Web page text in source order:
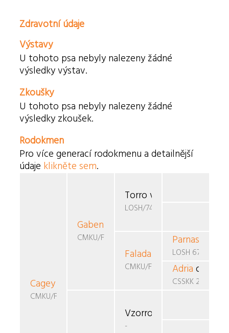
Zdravotní údaje
Výstavy
U tohoto psa nebyly nalezeny žádné
výsledky výstav.
Zkoušky
U tohoto psa nebyly nalezeny žádné
výsledky zkoušek.
Rodokmen
Pro více generací rodokmenu a detailnější
údaje klikněte sem.
CageyHippo's Bandit
CMKU/FBO/842
Gaben-Fal
CMKU/FBO/691
Torro van't Megadam
LOSH/746293
Falada od Rytíře
CMKU/FBO/611
Vzorro Peggy v. Caya's
-
Parnas
LOSH 672499
Adria od
CSSKK 222/92/